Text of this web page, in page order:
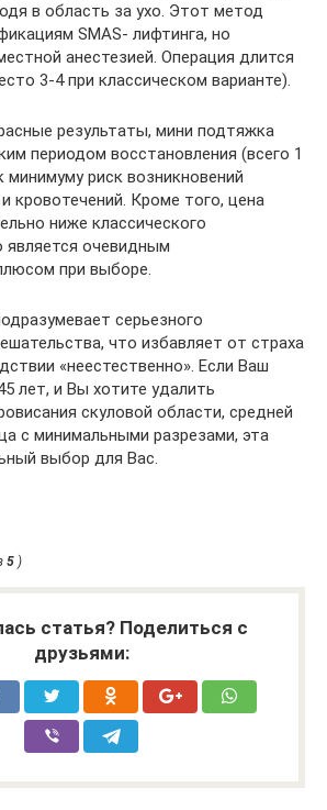
в область за ухо. Этот метод
SMAS- лифтинга, но
анестезией. Операция длится
3-4 при классическом варианте).
результаты, мини подтяжка
периодом восстановления (всего 1
минимуму риск возникновений
кровотечений. Кроме того, цена
ниже классического
является очевидным
при выборе.
серьезного
что избавляет от страха
«неестественно». Если Ваш
лет, и Вы хотите удалить
скуловой области, средней
с минимальными разрезами, эта
выбор для Вас.
5 )
статья? Поделиться с
друзьями: